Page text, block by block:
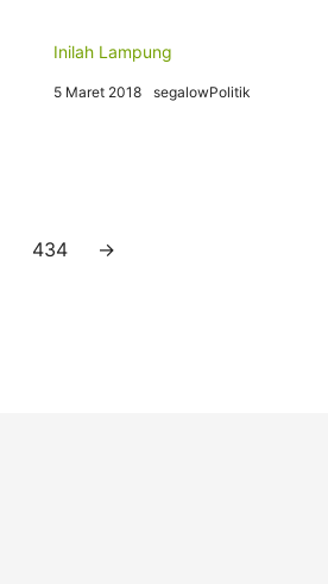
Inilah Lampung
5 Maret 2018 segalowPolitik
434 →